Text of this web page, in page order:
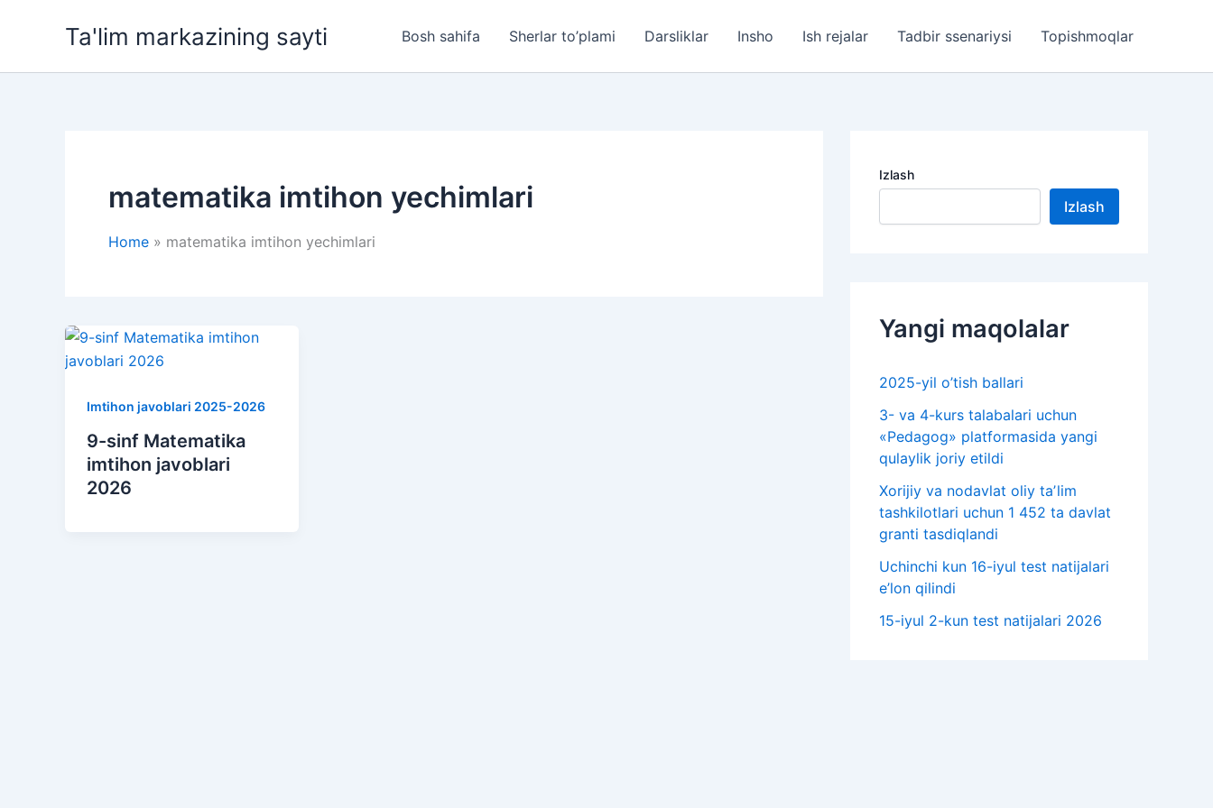
Ta'lim markazining sayti Bosh sahifa Sherlar to’plami Darsliklar Insho Ish rejalar Tadbir ssenariysi Topishmoqlar
matematika imtihon yechimlari
Home matematika imtihon yechimlari
Imtihon javoblari 2025-2026
9-sinf Matematika
imtihon javoblari
2026
Izlash
Izlash
Yangi maqolalar
2025-yil o’tish ballari
3- va 4-kurs talabalari uchun
«Pedagog» platformasida yangi
qulaylik joriy etildi
Xorijiy va nodavlat oliy taʼlim
tashkilotlari uchun 1 452 ta davlat
granti tasdiqlandi
Uchinchi kun 16-iyul test natijalari
e’lon qilindi
15-iyul 2-kun test natijalari 2026